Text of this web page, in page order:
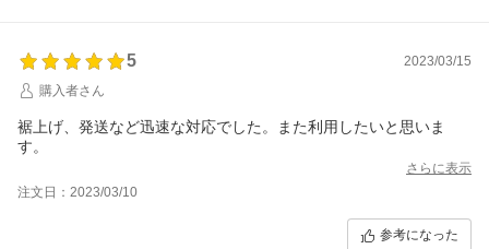
5
2023/03/15
購入者さん
裾上げ、発送など迅速な対応でした。また利用したいと思いま
す。
さらに表示
注文日：2023/03/10
参考になった